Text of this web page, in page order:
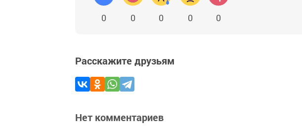
0 0 0 0 0
Расскажите друзьям
Нет комментариев